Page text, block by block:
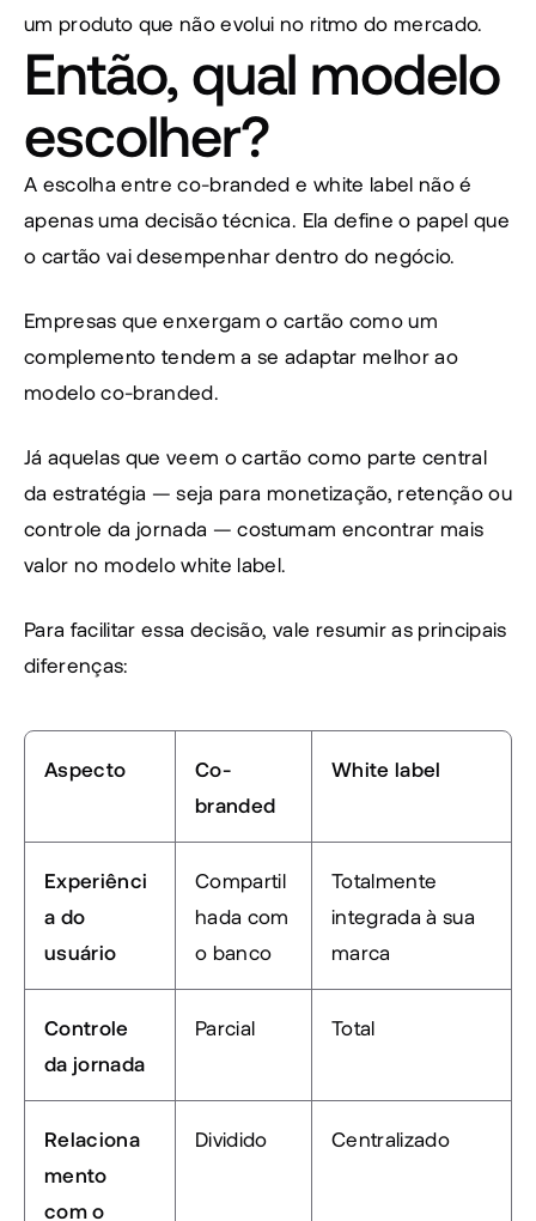
um produto que não evolui no ritmo do mercado.
Então, qual modelo
escolher?
A escolha entre co-branded e white label não é
apenas uma decisão técnica. Ela define o papel que
o cartão vai desempenhar dentro do negócio.
Empresas que enxergam o cartão como um
complemento tendem a se adaptar melhor ao
modelo co-branded.
Já aquelas que veem o cartão como parte central
da estratégia — seja para monetização, retenção ou
controle da jornada — costumam encontrar mais
valor no modelo white label.
Para facilitar essa decisão, vale resumir as principais
diferenças:
Aspecto
Co-
branded
White label
Experiênci
a do
usuário
Compartil
hada com
o banco
Totalmente
integrada à sua
marca
Controle
da jornada
Parcial Total
Relaciona
mento
com o
Dividido Centralizado